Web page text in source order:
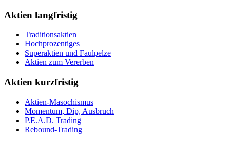
Aktien langfristig
Traditionsaktien
Hochprozentiges
Superaktien und Faulpelze
Aktien zum Vererben
Aktien kurzfristig
Aktien-Masochismus
Momentum, Dip, Ausbruch
P.E.A.D. Trading
Rebound-Trading